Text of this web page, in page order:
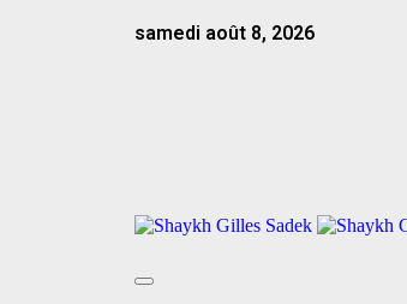
samedi août 8, 2026